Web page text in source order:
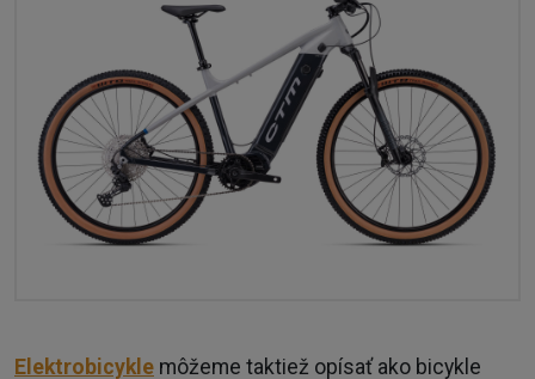
Elektrobicykle môžeme taktiež opísať ako bicykle